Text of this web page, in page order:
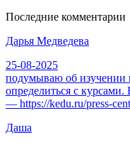
Последние комментарии
Дарья Медведева
25-08-2025
подумываю об изучении
определиться с
— https://kedu.ru/press-
Даша